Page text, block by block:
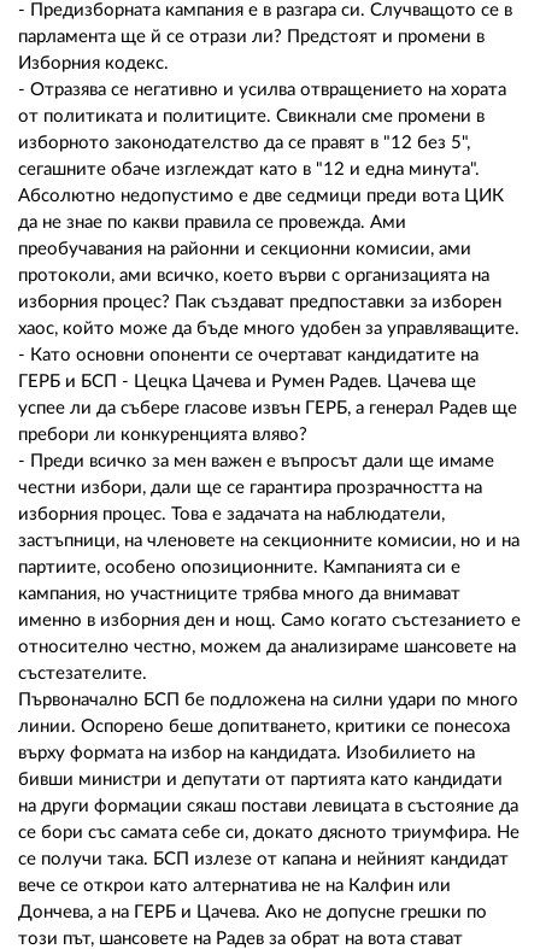
- Предизборната кампания е в разгара си. Случващото се в
парламента ще й се отрази ли? Предстоят и промени в
Изборния кодекс.
- Отразява се негативно и усилва отвращението на хората
от политиката и политиците. Свикнали сме промени в
изборното законодателство да се правят в "12 без 5",
сегашните обаче изглеждат като в "12 и една минута".
Абсолютно недопустимо е две седмици преди вота ЦИК
да не знае по какви правила се провежда. Ами
преобучавания на районни и секционни комисии, ами
протоколи, ами всичко, което върви с организацията на
изборния процес? Пак създават предпоставки за изборен
хаос, който може да бъде много удобен за управляващите.
- Като основни опоненти се очертават кандидатите на
ГЕРБ и БСП - Цецка Цачева и Румен Радев. Цачева ще
успее ли да събере гласове извън ГЕРБ, а генерал Радев ще
пребори ли конкуренцията вляво?
- Преди всичко за мен важен е въпросът дали ще имаме
честни избори, дали ще се гарантира прозрачността на
изборния процес. Това е задачата на наблюдатели,
застъпници, на членовете на секционните комисии, но и на
партиите, особено опозиционните. Кампанията си е
кампания, но участниците трябва много да внимават
именно в изборния ден и нощ. Само когато състезанието е
относително честно, можем да анализираме шансовете на
състезателите.
Първоначално БСП бе подложена на силни удари по много
линии. Оспорено беше допитването, критики се понесоха
върху формата на избор на кандидата. Изобилието на
бивши министри и депутати от партията като кандидати
на други формации сякаш постави левицата в състояние да
се бори със самата себе си, докато дясното триумфира. Не
се получи така. БСП излезе от капана и нейният кандидат
вече се открои като алтернатива не на Калфин или
Дончева, а на ГЕРБ и Цачева. Ако не допусне грешки по
този път, шансовете на Радев за обрат на вота стават